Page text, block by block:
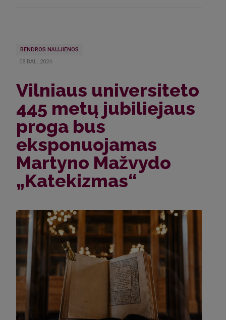
BENDROS NAUJIENOS
08.BAL..2024
Vilniaus universiteto
445 metų jubiliejaus
proga bus
eksponuojamas
Martyno Mažvydo
„Katekizmas“